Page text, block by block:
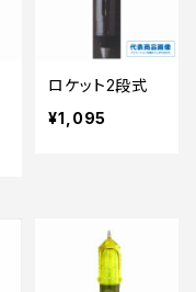
ロケット2段式
¥1,095